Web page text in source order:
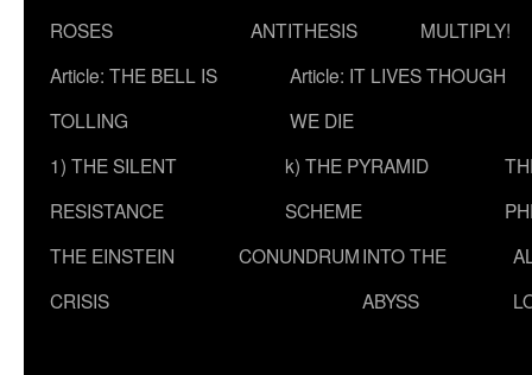
ROSES
ANTITHESIS
MULTIPLY!
Article: THE BELL IS
TOLLING
Article: IT LIVES THOUGH
WE DIE
1) THE SILENT
RESISTANCE
k) THE PYRAMID
SCHEME
THE EINSTEIN
CRISIS
CONUNDRUMINTO THE
ABYSS